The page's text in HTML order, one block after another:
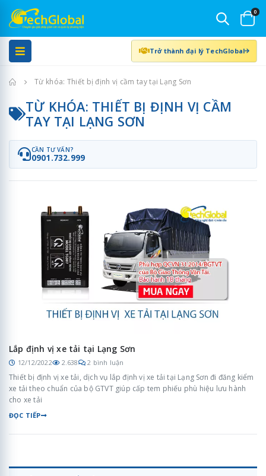
0
Trở thành đại lý TechGlobal
Trang chủTừ khóa: Thiết bị định vị cầm tay tại Lạng Sơn
TỪ KHÓA: THIẾT BỊ ĐỊNH VỊ CẦM
TAY TẠI LẠNG SƠN
CẦN TƯ VẤN?
0901.732.999
Lắp định vị xe tải tại Lạng Sơn
12/12/2022 2.638 2 bình luận
Thiết bị định vị xe tải, dịch vụ lắp định vị xe tải tại Lạng Sơn đi đăng kiểm
xe tải theo chuẩn của bộ GTVT giúp cấp tem phiếu phù hiệu lưu hành
cho xe tải
ĐỌC TIẾP